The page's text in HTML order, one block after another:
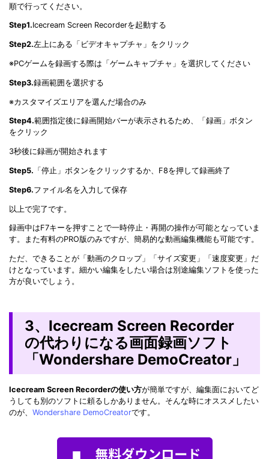
順で行ってください。
Step1.Icecream Screen Recorderを起動する
Step2.左上にある「ビデオキャプチャ」をクリック
※PCゲームを録画する際は「ゲームキャプチャ」を選択してください
Step3.録画範囲を選択する
※カスタマイズエリアを選んだ場合のみ
Step4.範囲指定後に録画開始バーが表示されるため、「録画」ボタン
をクリック
3秒後に録画が開始されます
Step5. 「停止」ボタンをクリックするか、F8を押して録画終了
Step6.ファイル名を入力して保存
以上で完了です。
録画中はF7キーを押すことで一時停止・再開の操作が可能となっていま
す。また有料のPRO版のみですが、簡易的な動画編集機能も可能です。
ただ、できることが「動画のクロップ」「サイズ変更」「速度変更」だ
けとなっています。細かい編集をしたい場合は別途編集ソフトを使った
方が良いでしょう。
3、Icecream Screen Recorder
の代わりになる画面録画ソフト
「Wondershare DemoCreator」
Icecream Screen Recorderの使い方が簡単ですが、編集面においてど
うしても別のソフトに頼るしかありません。そんな時にオススメしたい
のが、 Wondershare DemoCreatorです。